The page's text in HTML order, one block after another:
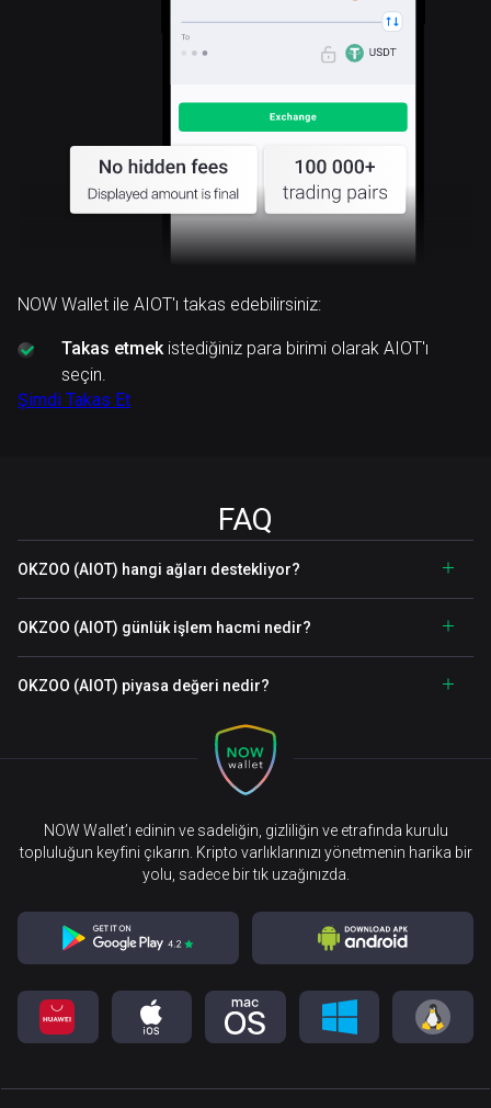
NOW Wallet ile AIOT'ı takas edebilirsiniz:
Takas etmekistediğiniz para birimi olarak AIOT'ı
seçin.
Şimdi Takas Et
FAQ
OKZOO (AIOT) hangi ağları destekliyor?
OKZOO (AIOT) günlük işlem hacmi nedir?
OKZOO (AIOT) piyasa değeri nedir?
NOW Wallet’ı edinin ve sadeliğin, gizliliğin ve etrafında kurulu
topluluğun keyfini çıkarın. Kripto varlıklarınızı yönetmenin harika bir
yolu, sadece bir tık uzağınızda.